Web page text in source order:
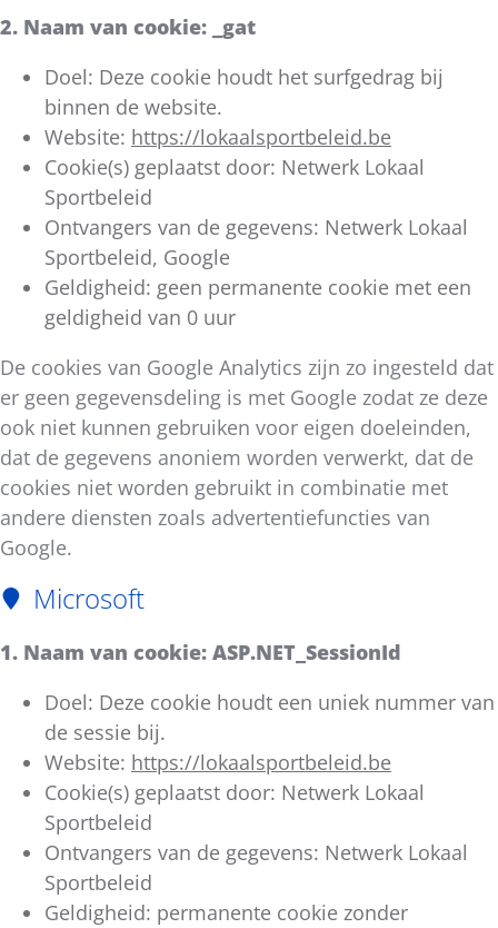
2. Naam van cookie: _gat
Doel: Deze cookie houdt het surfgedrag bij
binnen de website.
Website: https://lokaalsportbeleid.be
Cookie(s) geplaatst door: Netwerk Lokaal
Sportbeleid
Ontvangers van de gegevens: Netwerk Lokaal
Sportbeleid, Google
Geldigheid: geen permanente cookie met een
geldigheid van 0 uur
De cookies van Google Analytics zijn zo ingesteld dat
er geen gegevensdeling is met Google zodat ze deze
ook niet kunnen gebruiken voor eigen doeleinden,
dat de gegevens anoniem worden verwerkt, dat de
cookies niet worden gebruikt in combinatie met
andere diensten zoals advertentiefuncties van
Google.
Microsoft
1. Naam van cookie: ASP.NET_SessionId
Doel: Deze cookie houdt een uniek nummer van
de sessie bij.
Website: https://lokaalsportbeleid.be
Cookie(s) geplaatst door: Netwerk Lokaal
Sportbeleid
Ontvangers van de gegevens: Netwerk Lokaal
Sportbeleid
Geldigheid: permanente cookie zonder